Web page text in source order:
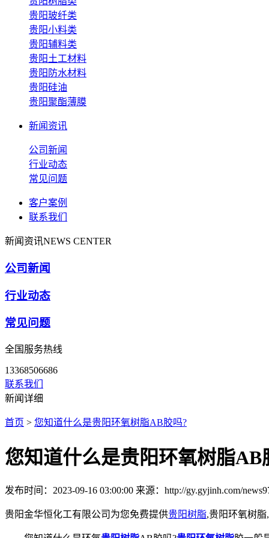
贵阳玻纤类
贵阳小料类
贵阳辅料类
贵阳土工材料
贵阳防水材料
贵阳硅油
贵阳聚酯薄膜
新闻资讯
公司新闻
行业动态
常见问题
客户案例
联系我们
新闻资讯NEWS CENTER
公司新闻
行业动态
常见问题
全国服务热线
13368506686
联系我们
新闻详细
首页 > 您知道什么是贵阳环氧树脂AB胶吗?
您知道什么是贵阳环氧树脂AB
发布时间：2023-09-16 03:00:00 来源：http://gy.gyjinh.com/
贵阳金华恒化工有限公司为您免费提供贵阳树脂,贵阳环氧树